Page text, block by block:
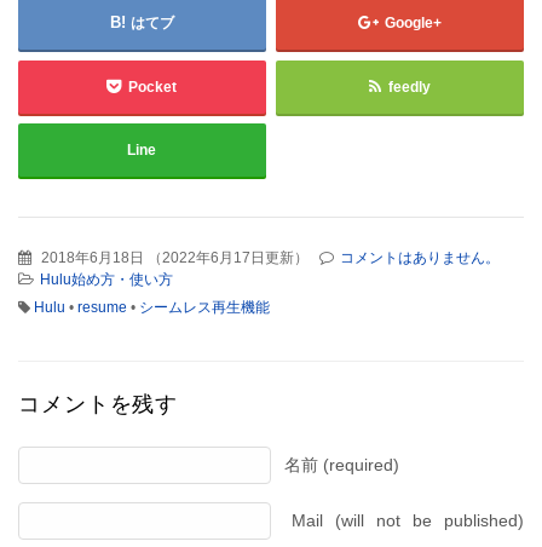
はてブ Google+
Pocket feedly
Line
2018年6月18日 （2022年6月17日更新）
コメントはありません。
Hulu始め方・使い方
Hulu • resume • シームレス再生機能
コメントを残す
名前 (required)
Mail (will not be published)